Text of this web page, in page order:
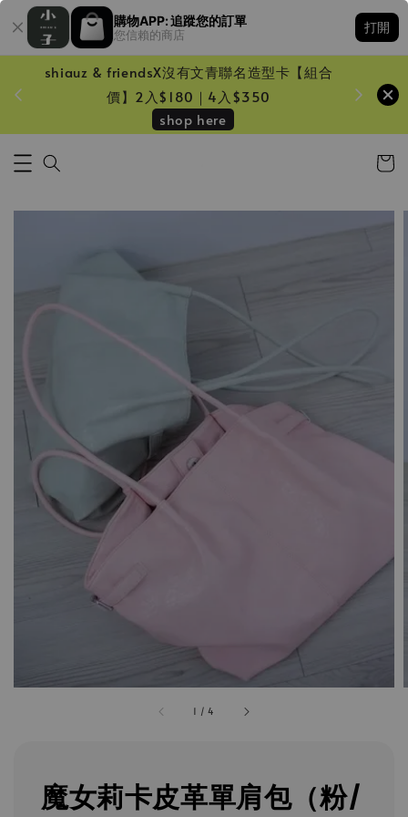
購物APP: 追蹤您的訂單
您信賴的商店
打開
shiauz & friendsX沒有文青聯名造型卡【組合
價】2入$180｜4入$350
shop here
1 /4
魔女莉卡皮革單肩包（粉/